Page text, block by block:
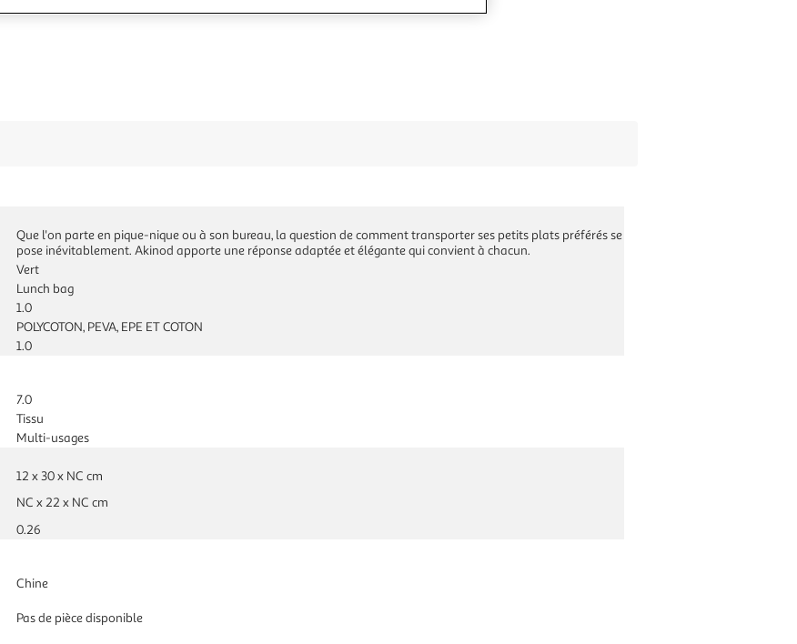
Que l'on parte en pique-nique ou à son bureau, la question de comment transporter ses petits plats préférés se
pose inévitablement. Akinod apporte une réponse adaptée et élégante qui convient à chacun.
Vert
Lunch bag
1.0
POLYCOTON, PEVA, EPE ET COTON
1.0
7.0
Tissu
Multi-usages
12 x 30 x NC cm
NC x 22 x NC cm
0.26
Chine
Pas de pièce disponible